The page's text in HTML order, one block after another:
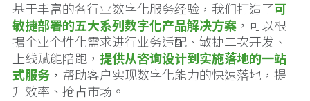
基于丰富的各行业数字化服务经验，我们打造了可
敏捷部署的五大系列数字化产品解决方案 ，可以根
据企业个性化需求进行业务适配、敏捷二次开发、
上线赋能陪跑， 提供从咨询设计到实施落地的一站
式服务 ，帮助客户实现数字化能力的快速落地，提
升效率、抢占市场。